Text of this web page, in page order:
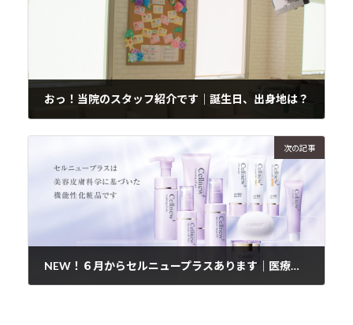
おっ！当院のスタッフ紹介です｜誕生日、出身地は？
次の記事
NEW！６月からセルニュープラスあります｜医療機関限定の機能性化粧品